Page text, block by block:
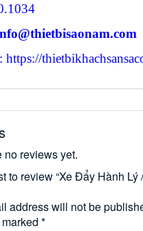
https://
no reviews yet.
to review “Xe Đẩy Hành Lý
address will not be
*